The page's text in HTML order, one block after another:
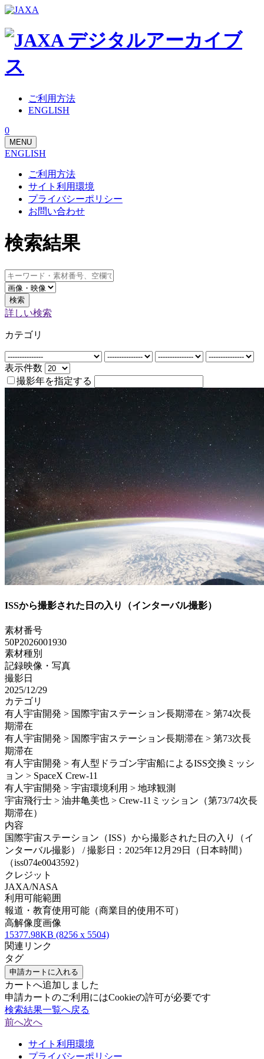
ご利用方法
ENGLISH
0
MENU
ENGLISH
ご利用方法
サイト利用環境
プライバシーポリシー
お問い合わせ
検索結果
検索
詳しい検索
カテゴリ
表示件数
撮影年を指定する
ISSから撮影された日の入り（インターバル撮影）
素材番号
50P2026001930
素材種別
記録映像・写真
撮影日
2025/12/29
カテゴリ
有人宇宙開発 > 国際宇宙ステーション長期滞在 > 第74次長
期滞在
有人宇宙開発 > 国際宇宙ステーション長期滞在 > 第73次長
期滞在
有人宇宙開発 > 有人型ドラゴン宇宙船によるISS交換ミッシ
ョン > SpaceX Crew-11
有人宇宙開発 > 宇宙環境利用 > 地球観測
宇宙飛行士 > 油井亀美也 > Crew-11ミッション（第73/74次長
期滞在）
内容
国際宇宙ステーション（ISS）から撮影された日の入り（イ
ンターバル撮影） / 撮影日：2025年12月29日（日本時間）
（iss074e0043592）
クレジット
JAXA/NASA
利用可能範囲
報道・教育使用可能（商業目的使用不可）
高解像度画像
15377.98KB (8256 x 5504)
関連リンク
タグ
申請カートに入れる
カートへ追加しました
申請カートのご利用にはCookieの許可が必要です
検索結果一覧へ戻る
前へ次へ
サイト利用環境
プライバシーポリシー